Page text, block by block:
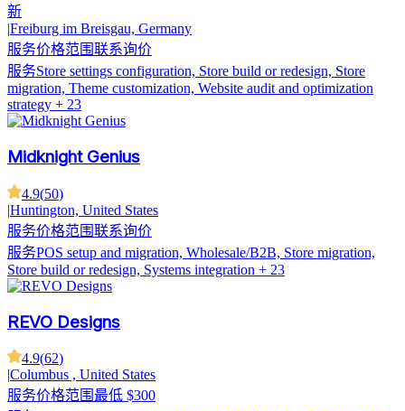
新
|Freiburg im Breisgau, Germany
服务价格范围联系询价
服务Store settings configuration, Store build or redesign, Store
migration, Theme customization, Website audit and optimization
strategy + 23
Midknight Genius
4.9(50)
|Huntington, United States
服务价格范围联系询价
服务POS setup and migration, Wholesale/B2B, Store migration,
Store build or redesign, Systems integration + 23
REVO Designs
4.9(62)
|Columbus , United States
服务价格范围最低 $300